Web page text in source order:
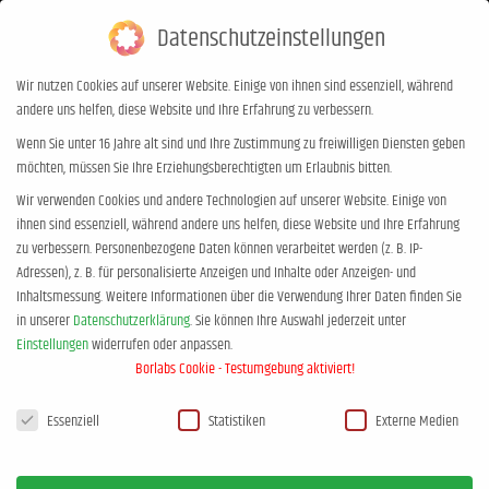
0,00€
Spielen und Lernen
Sie befinden sich hier:
Start Partner Spielen und Lernen
Datenschutzeinstellungen
Wir nutzen Cookies auf unserer Website. Einige von ihnen sind essenziell, während
andere uns helfen, diese Website und Ihre Erfahrung zu verbessern.
Wenn Sie unter 16 Jahre alt sind und Ihre Zustimmung zu freiwilligen Diensten geben
möchten, müssen Sie Ihre Erziehungsberechtigten um Erlaubnis bitten.
Wir verwenden Cookies und andere Technologien auf unserer Website. Einige von
ihnen sind essenziell, während andere uns helfen, diese Website und Ihre Erfahrung
zu verbessern.Personenbezogene Daten können verarbeitet werden (z. B. IP-
Adressen), z. B. für personalisierte Anzeigen und Inhalte oder Anzeigen- und
Inhaltsmessung.Weitere Informationen über die Verwendung Ihrer Daten finden Sie
in unsererDatenschutzerklärung.Sie können Ihre Auswahl jederzeit unter
Einstellungenwiderrufen oder anpassen.
Borlabs Cookie - Testumgebung aktiviert!
Datenschutzeinstellungen
Essenziell Statistiken Externe Medien